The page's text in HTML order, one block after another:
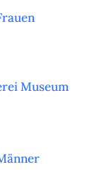
Museum